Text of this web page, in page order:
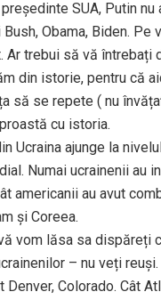
SUA, Putin nu
Obama, Biden. Pe
Ar trebui să vă întrebați
din istorie, pentru că
să se repete ( nu
cu istoria.
Ucraina ajunge la
Numai ucrainenii au
americanii au avut
și Coreea.
vom lăsa sa dispăreți
– nu veți reuși.
Colorado. Cât